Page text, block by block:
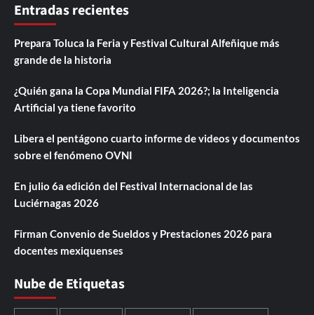
Entradas recientes
Prepara Toluca la Feria y Festival Cultural Alfeñique más
grande de la historia
¿Quién gana la Copa Mundial FIFA 2026?; la Inteligencia
Artificial ya tiene favorito
Libera el pentágono cuarto informe de videos y documentos
sobre el fenómeno OVNI
En julio 6a edición del Festival Internacional de las
Luciérnagas 2026
Firman Convenio de Sueldos y Prestaciones 2026 para
docentes mexiquenses
Nube de Etiquetas